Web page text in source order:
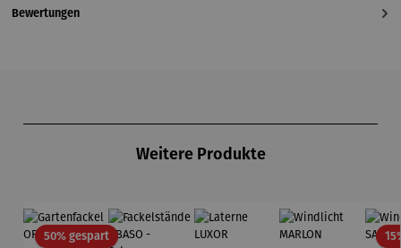
Bewertungen
Weitere Produkte
50% gespartRabatt